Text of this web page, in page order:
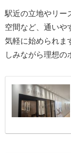
駅近の立地やリー
空間など、通いや
気軽に始められま
しみながら理想の